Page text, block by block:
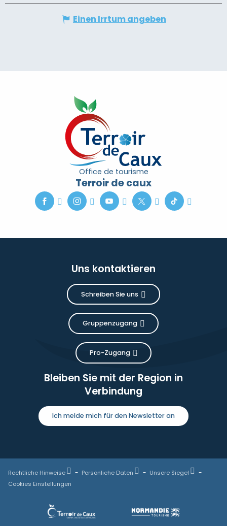
Einen Irrtum angeben
Office de tourisme
Terroir de caux
Uns kontaktieren
Schreiben Sie uns
Gruppenzugang
Pro-Zugang
Bleiben Sie mit der Region in
Verbindung
Ich melde mich für den Newsletter an
Rechtliche Hinweise Persönliche Daten
Unsere Siegel
Cookies Einstellungen